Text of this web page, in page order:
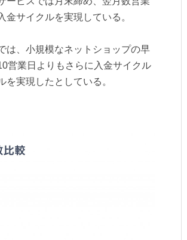
サイクルを実現している。
は、小規模なネットショップの早
営業日よりもさらに入金サイクル
実現したとしている。